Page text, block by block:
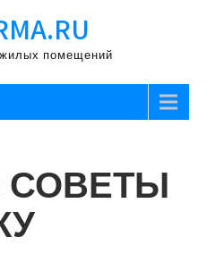
помещений
СОВЕТЫ